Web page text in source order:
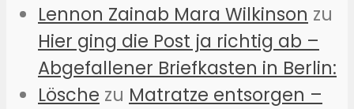
Lennon Zainab Mara Wilkinson zu
Hier ging die Post ja richtig ab –
Abgefallener Briefkasten in Berlin:
Lösche zu Matratze entsorgen –